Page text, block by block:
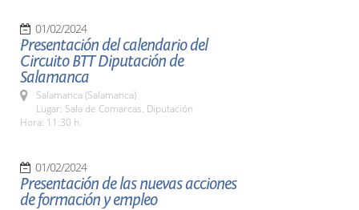
01/02/2024
Presentación del calendario del
Circuito BTT Diputación de
Salamanca
Salamanca (Salamanca)
Lugar: Sala de Comarcas. Diputación
Hora: 11:30 h.
01/02/2024
Presentación de las nuevas acciones
de formación y empleo